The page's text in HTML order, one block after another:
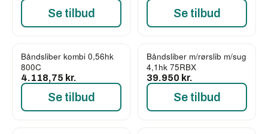
Se tilbud Se tilbud
Båndsliber kombi 0,56hk
800C
4.118,75 kr.
Se tilbud
Båndsliber m/rørslib m/sug
4,1hk 75RBX
39.950 kr.
Se tilbud